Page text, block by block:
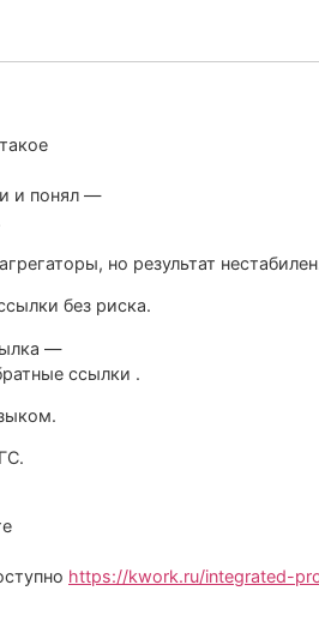
и понял —
но результат
без риска.
—
ссылки .
https://kwork.ru/integrated-